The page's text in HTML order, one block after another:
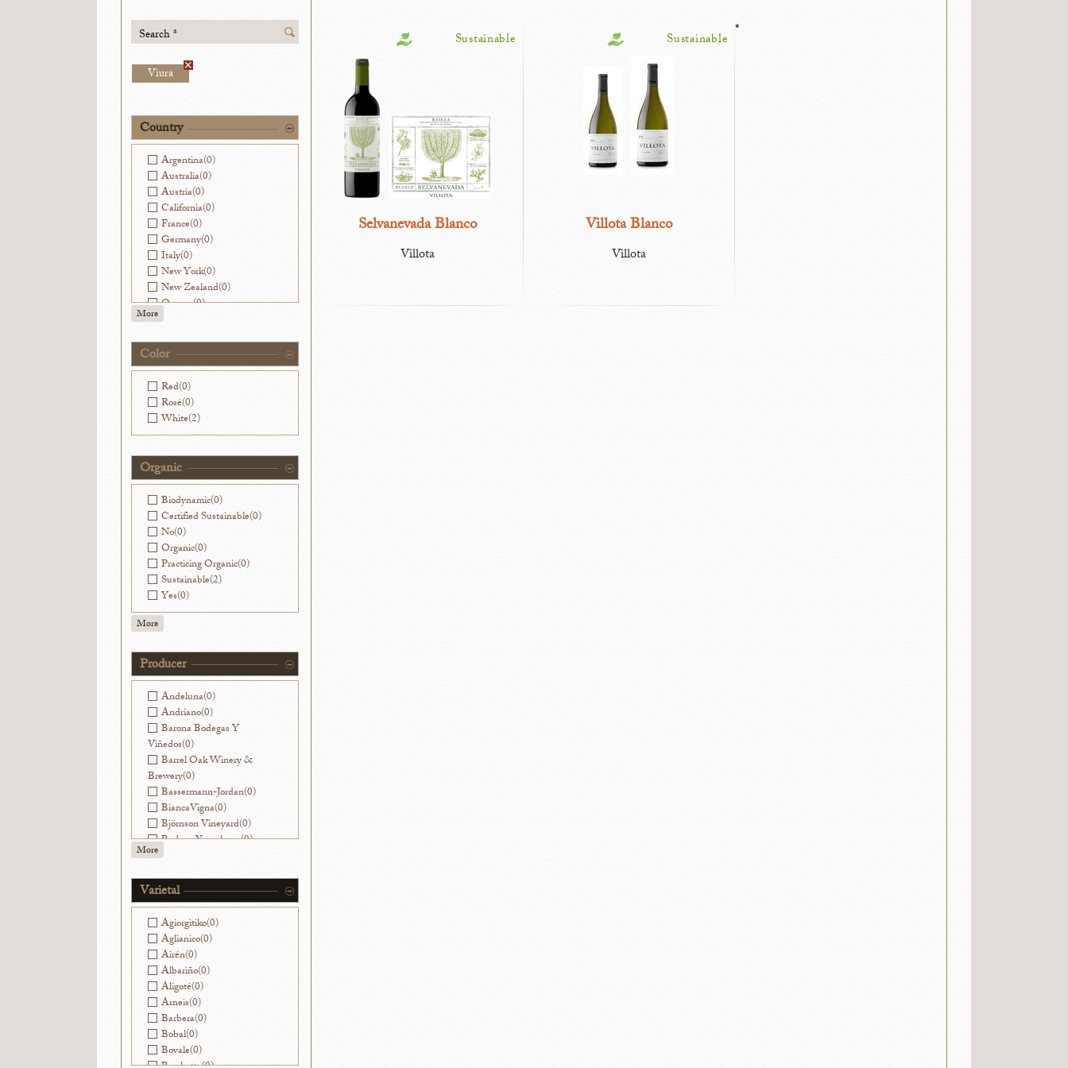
Search *
Viura
Country
Argentina(0)
Australia(0)
Austria(0)
California(0)
France(0)
Germany(0)
Italy(0)
New York(0)
New Zealand(0)
Oregon(0)
Slovenia
Virginia(0)
Washington(0)
More
Color
Red(0)
Rosé(0)
White(2)
Organic
Biodynamic(0)
Certified Sustainable(0)
No(0)
Organic(0)
Practicing Organic(0)
Sustainable(2)
Yes(0)
More
Producer
Andeluna(0)
Andriano(0)
Barona Bodegas Y
Viñedos(0)
Barrel Oak Winery &
Brewery(0)
Bassermann-Jordan(0)
BiancaVigna(0)
Björnson Vineyard(0)
Bodega Yacochuya(0)
Bodegas Nekeas
Piscina(0)
Bouchon(0)
Ca' Viola(0)
Cantinae Clara C.
Cantine di Ora
Capranera(0)
Caroline Parent
Castello di Ama
Cesarini Sforza
Champagne Franck
Pascal(0)
Champagne Goutorbe-
More
Varietal
Agiorgitiko(0)
Aglianico(0)
Airén(0)
Albariño(0)
Aligoté(0)
Arneis(0)
Barbera(0)
Bobal(0)
Bovale(0)
Sustainable
Selvanevada Blanco
Villota
Sustainable
Villota Blanco
Villota
*